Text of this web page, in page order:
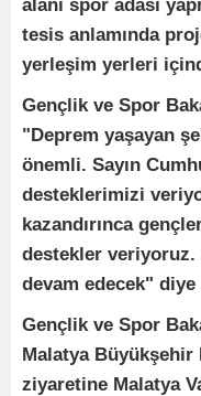
alanı spor adası
tesis anlamında
yerleşim yerleri
Gençlik ve Spor
"Deprem yaşayan
önemli. Sayın
desteklerimizi
kazandırınca
destekler veriyoruz.
devam edecek"
Gençlik ve Spor
Malatya Büyükşehir
ziyaretine Malatya